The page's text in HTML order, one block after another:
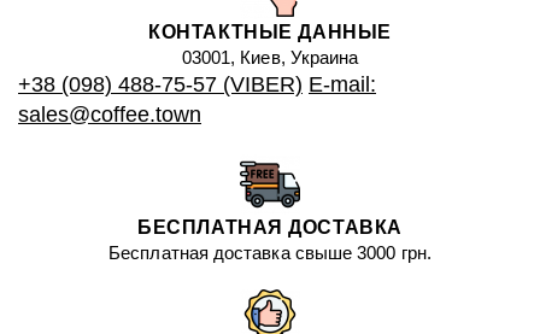
КОНТАКТНЫЕ ДАННЫЕ
03001, Киев, Украина
+38 (098) 488-75-57 (VIBER) E-mail:
sales@coffee.town
БЕСПЛАТНАЯ ДОСТАВКА
Бесплатная доставка свыше 3000 грн.